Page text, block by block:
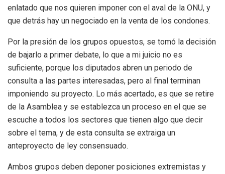
enlatado que nos quieren imponer con el aval de la ONU, y
que detrás hay un negociado en la venta de los condones.
Por la presión de los grupos opuestos, se tomó la decisión
de bajarlo a primer debate, lo que a mi juicio no es
suficiente, porque los diputados abren un periodo de
consulta a las partes interesadas, pero al final terminan
imponiendo su proyecto. Lo más acertado, es que se retire
de la Asamblea y se establezca un proceso en el que se
escuche a todos los sectores que tienen algo que decir
sobre el tema, y de esta consulta se extraiga un
anteproyecto de ley consensuado.
Ambos grupos deben deponer posiciones extremistas y